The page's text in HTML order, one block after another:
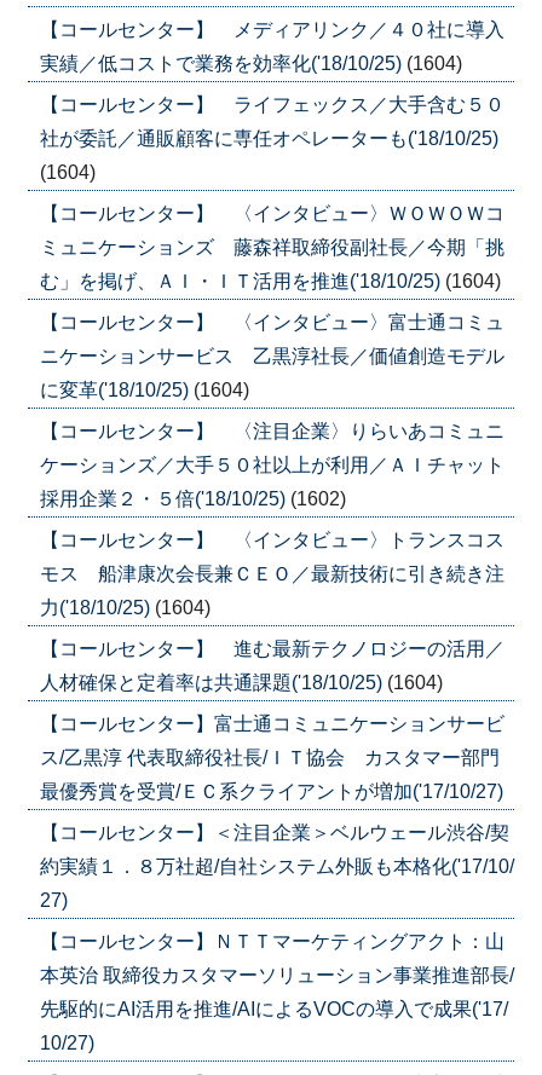
【コールセンター】 メディアリンク／４０社に導入
実績／低コストで業務を効率化('18/10/25) (1604)
【コールセンター】 ライフェックス／大手含む５０
社が委託／通販顧客に専任オペレーターも('18/10/25)
(1604)
【コールセンター】 〈インタビュー〉ＷＯＷＯＷコ
ミュニケーションズ 藤森祥取締役副社長／今期「挑
む」を掲げ、ＡＩ・ＩＴ活用を推進('18/10/25) (1604)
【コールセンター】 〈インタビュー〉富士通コミュ
ニケーションサービス 乙黒淳社長／価値創造モデル
に変革('18/10/25) (1604)
【コールセンター】 〈注目企業〉りらいあコミュニ
ケーションズ／大手５０社以上が利用／ＡＩチャット
採用企業２・５倍('18/10/25) (1602)
【コールセンター】 〈インタビュー〉トランスコス
モス 船津康次会長兼ＣＥＯ／最新技術に引き続き注
力('18/10/25) (1604)
【コールセンター】 進む最新テクノロジーの活用／
人材確保と定着率は共通課題('18/10/25) (1604)
【コールセンター】富士通コミュニケーションサービ
ス/乙黒淳 代表取締役社長/ＩＴ協会 カスタマー部門
最優秀賞を受賞/ＥＣ系クライアントが増加('17/10/27)
【コールセンター】＜注目企業＞ベルウェール渋谷/契
約実績１．８万社超/自社システム外販も本格化('17/10/
27)
【コールセンター】ＮＴＴマーケティングアクト：山
本英治 取締役カスタマーソリューション事業推進部長/
先駆的にAI活用を推進/AIによるVOCの導入で成果('17/
10/27)